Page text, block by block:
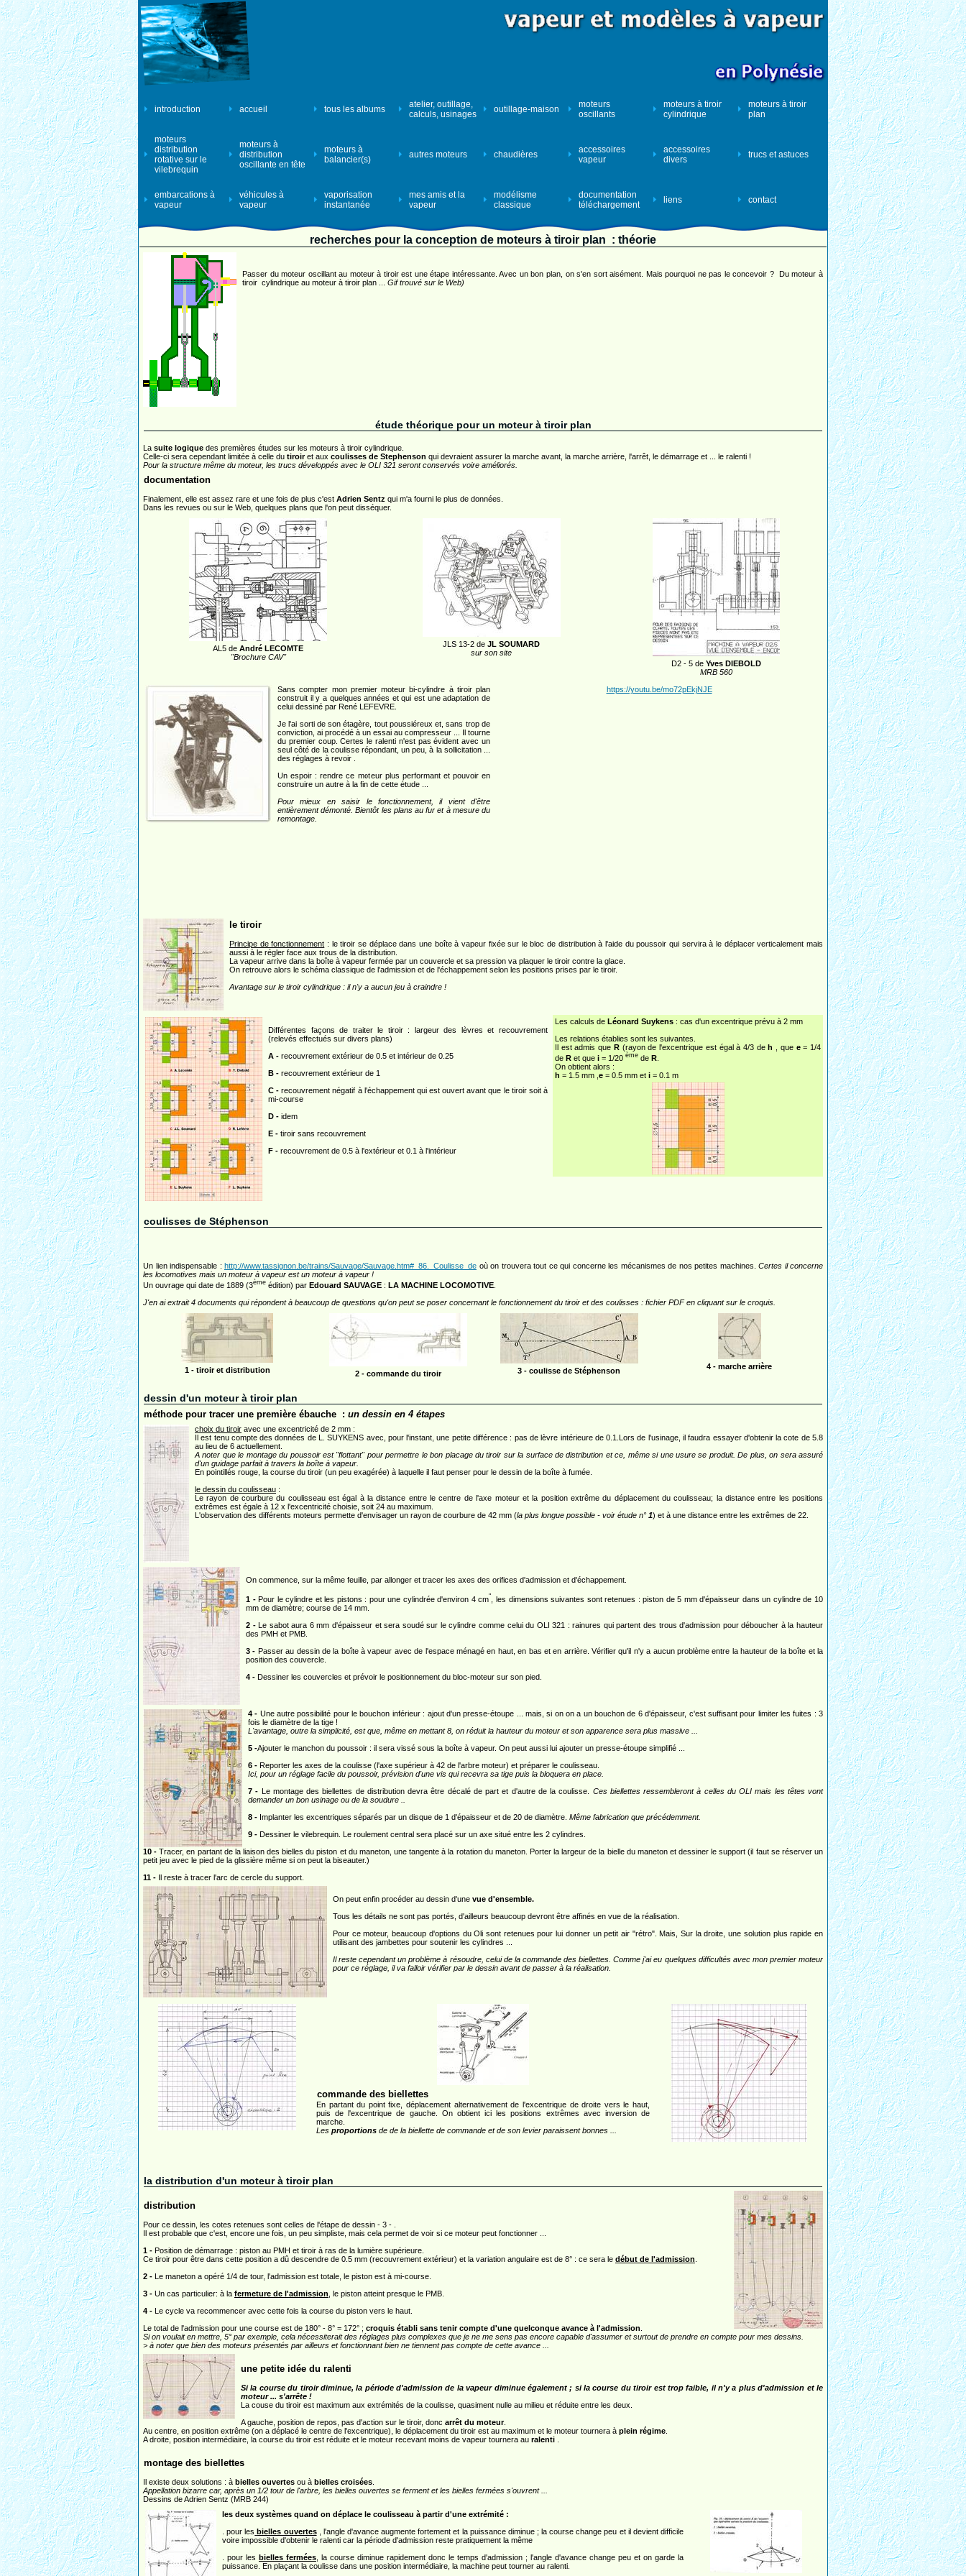
introduction accueil tous les albums
atelier, outillage,
calculs, usinages
outillage-maison
moteurs
oscillants
moteurs à tiroir
cylindrique
moteurs à tiroir
plan
moteurs
distribution
rotative sur le
vilebrequin
moteurs à
distribution
oscillante en tête
moteurs à
balancier(s)
autres moteurs chaudières
accessoires
vapeur
accessoires
divers
trucs et astuces
embarcations à
vapeur
véhicules à
vapeur
vaporisation
instantanée
mes amis et la
vapeur
modélisme
classique
documentation
téléchargement
liens contact
recherches pour la conception de moteurs à tiroir plan : théorie
Passer du moteur oscillant au moteur à tiroir est une étape intéressante. Avec un bon plan, on s'en sort aisément. Mais pourquoi ne pas le concevoir ? Du moteur à
tiroir cylindrique au moteur à tiroir plan ... Gif trouvé sur le Web)
étude théorique pour un moteur à tiroir plan
La suite logique des premières études sur les moteurs à tiroir cylindrique.
Celle-ci sera cependant limitée à celle du tiroiret aux coulisses de Stephenson qui devraient assurer la marche avant, la marche arrière, l'arrêt, le démarrage et ... le ralenti !
Pour la structure même du moteur, les trucs développés avec le OLI 321 seront conservés voire améliorés.
documentation
Finalement, elle est assez rare et une fois de plus c'est Adrien Sentz qui m'a fourni le plus de données.
Dans les revues ou sur le Web, quelques plans que l'on peut disséquer.
AL5 de André LECOMTE
"Brochure CAV"
JLS 13-2 de JL SOUMARD
sur son site
D2 - 5 de Yves DIEBOLD
MRB 560
Sans compter mon premier moteur bi-cylindre à tiroir plan
construit il y a quelques années et qui est une adaptation de
celui dessiné par René LEFEVRE.
Je l'ai sorti de son étagère, tout poussiéreux et, sans trop de
conviction, ai procédé à un essai au compresseur ... Il tourne
du premier coup. Certes le ralenti n'est pas évident avec un
seul côté de la coulisse répondant, un peu, à la sollicitation ...
des réglages à revoir .
Un espoir : rendre ce moteur plus performant et pouvoir en
construire un autre à la fin de cette étude ...
Pour mieux en saisir le fonctionnement, il vient d'être
entièrement démonté. Bientôt les plans au fur et à mesure du
remontage.
https://youtu.be/mo72pEkjNJE
le tiroir
Principe de fonctionnement : le tiroir se déplace dans une boîte à vapeur fixée sur le bloc de distribution à l'aide du poussoir qui servira à le déplacer verticalement mais
aussi à le régler face aux trous de la distribution.
La vapeur arrive dans la boîte à vapeur fermée par un couvercle et sa pression va plaquer le tiroir contre la glace.
On retrouve alors le schéma classique de l'admission et de l'échappement selon les positions prises par le tiroir.
Avantage sur le tiroir cylindrique : il n'y a aucun jeu à craindre !
Différentes façons de traiter le tiroir : largeur des lèvres et recouvrement
(relevés effectués sur divers plans)
A - recouvrement extérieur de 0.5 et intérieur de 0.25
B - recouvrement extérieur de 1
C - recouvrement négatif à l'échappement qui est ouvert avant que le tiroir soit à
mi-course
D - idem
E - tiroir sans recouvrement
F - recouvrement de 0.5 à l'extérieur et 0.1 à l'intérieur
Les calculs de Léonard Suykens : cas d'un excentrique prévu à 2 mm
Les relations établies sont les suivantes.
Il est admis que R(rayon de l'excentrique est égal à 4/3 deh , que e= 1/4
de R et que i = 1/20 ème de R
On obtient alors :
h = 1.5 mm , e = 0.5 mm et i = 0.1 m
coulisses de Stéphenson
Un lien indispensable : http://www.tassignon.be/trains/Sauvage/Sauvage.htm#_86._Coulisse_de où on trouvera tout ce qui concerne les mécanismes de nos petites machines. Certes il concerne
les locomotives mais un moteur à vapeur est un moteur à vapeur !
Un ouvrage qui date de 1889 (3ème édition) par Edouard SAUVAGE : LA MACHINE LOCOMOTIVE
J'en ai extrait 4 documents qui répondent à beaucoup de questions qu'on peut se poser concernant le fonctionnement du tiroir et des coulisses : fichier PDF en cliquant sur le croquis.
1 - tiroir et distribution 2 - commande du tiroir 3 - coulisse de Stéphenson 4 - marche arrière
dessin d'un moteur à tiroir plan
méthode pour tracer une première ébauche : un dessin en 4 étapes
choix du tiroir avec une excentricité de 2 mm :
Il est tenu compte des données de L. SUYKENS avec, pour l'instant, une petite différence : pas de lèvre intérieure de 0.1.Lors de l'usinage, il faudra essayer d'obtenir la cote de 5.8
au lieu de 6 actuellement.
A noter que le montage du poussoir est "flottant" pour permettre le bon placage du tiroir sur la surface de distribution et ce, même si une usure se produit. De plus, on sera assuré
d'un guidage parfait à travers la boîte à vapeur.
En pointillés rouge, la course du tiroir (un peu exagérée) à laquelle il faut penser pour le dessin de la boîte à fumée.
le dessin du coulisseau :
Le rayon de courbure du coulisseau est égal à la distance entre le centre de l'axe moteur et la position extrême du déplacement du coulisseau; la distance entre les positions
extrêmes est égale à 12 x l'excentricité choisie, soit 24 au maximum.
L'observation des différents moteurs permette d'envisager un rayon de courbure de 42 mm (la plus longue possible - voir étude n° 1) et à une distance entre les extrêmes de 22.
On commence, sur la même feuille, par allonger et tracer les axes des orifices d'admission et d'échappement.
1 -Pour le cylindre et les pistons : pour une cylindrée d'environ 4 cm"
, les dimensions suivantes sont retenues : piston de 5 mm d'épaisseur dans un cylindre de 10
mm de diamètre; course de 14 mm.
2 -Le sabot aura 6 mm d'épaisseur et sera soudé sur le cylindre comme celui du OLI 321 : rainures qui partent des trous d'admission pour déboucher à la hauteur
des PMH et PMB.
3 - Passer au dessin de la boîte à vapeur avec de l'espace ménagé en haut, en bas et en arrière. Vérifier qu'il n'y a aucun problème entre la hauteur de la boîte et la
position des couvercle.
4 - Dessiner les couvercles et prévoir le positionnement du bloc-moteur sur son pied.
4 - Une autre possibilité pour le bouchon inférieur : ajout d'un presse-étoupe ... mais, si on on a un bouchon de 6 d'épaisseur, c'est suffisant pour limiter les fuites : 3
fois le diamètre de la tige !
L'avantage, outre la simplicité, est que, même en mettant 8, on réduit la hauteur du moteur et son apparence sera plus massive ...
5 -Ajouter le manchon du poussoir : il sera vissé sous la boîte à vapeur. On peut aussi lui ajouter un presse-étoupe simplifié ...
6 - Reporter les axes de la coulisse (l'axe supérieur à 42 de l'arbre moteur) et préparer le coulisseau.
Ici, pour un réglage facile du poussoir, prévision d'une vis qui recevra sa tige puis la bloquera en place.
7 - Le montage des biellettes de distribution devra être décalé de part et d'autre de la coulisse.
Ces biellettes ressembleront à celles du OLI mais les têtes vont
demander un bon usinage ou de la soudure ..
8 - Implanter les excentriques séparés par un disque de 1 d'épaisseur et de 20 de diamètre. Même fabrication que précédemment.
9 - Dessiner le vilebrequin. Le roulement central sera placé sur un axe situé entre les 2 cylindres.
10 -Tracer, en partant de la liaison des bielles du piston et du maneton, une tangente à la rotation du maneton. Porter la largeur de la bielle du maneton et dessiner le support (il faut se réserver un
petit jeu avec le pied de la glissière même si on peut la biseauter.)
11 - Il reste à tracer l'arc de cercle du support.
On peut enfin procéder au dessin d'une vue d'ensemble.
Tous les détails ne sont pas portés, d'ailleurs beaucoup devront être affinés en vue de la réalisation.
Pour ce moteur, beaucoup d'options du Oli sont retenues pour lui donner un petit air "rétro". Mais, Sur la droite, une solution plus rapide en
utilisant des jambettes pour soutenir les cylindres ...
Il reste cependant un problème à résoudre, celui de la commande des biellettes. Comme j'ai eu quelques difficultés avec mon premier moteur
pour ce réglage, il va falloir vérifier par le dessin avant de passer à la réalisation.
commande des biellettes
En partant du point fixe, déplacement alternativement de l'excentrique de droite vers le haut,
puis de l'excentrique de gauche. On obtient ici les positions extrêmes avec inversion de
marche.
Les proportions de de la biellette de commande et de son levier paraissent bonnes ...
la distribution d'un moteur à tiroir plan
distribution
Pour ce dessin, les cotes retenues sont celles de l'étape de dessin - 3 - .
Il est probable que c'est, encore une fois, un peu simpliste, mais cela permet de voir si ce moteur peut fonctionner ...
1 - Position de démarrage : piston au PMH et tiroir à ras de la lumière supérieure.
Ce tiroir pour être dans cette position a dû descendre de 0.5 mm (recouvrement extérieur) et la variation angulaire est de 8° : ce sera le début de l'admission
2 - Le maneton a opéré 1/4 de tour, l'admission est totale, le piston est à mi-course.
3 - Un cas particulier: à la fermeture de l'admission , le piston atteint presque le PMB.
4 - Le cycle va recommencer avec cette fois la course du piston vers le haut.
Le total de l'admission pour une course est de 180° - 8° = 172° ; croquis établi sans tenir compte d'une quelconque avance à l'admission
Si on voulait en mettre, 5° par exemple, cela nécessiterait des réglages plus complexes que je ne me sens pas encore capable d'assumer et surtout de prendre en compte pour mes dessins.
> à noter que bien des moteurs présentés par ailleurs et fonctionnant bien ne tiennent pas compte de cette avance ...
une petite idée du ralenti
Si la course du tiroir diminue, la période d'admission de la vapeur diminue également ; si la course du tiroir est trop faible, il n'y a plus d'admission et le
moteur ... s'arrête !
La couse du tiroir est maximum aux extrémités de la coulisse, quasiment nulle au milieu et réduite entre les deux.
A gauche, position de repos, pas d'action sur le tiroir, donc arrêt du moteur.
Au centre, en position extrême (on a déplacé le centre de l'excentrique), le déplacement du tiroir est au maximum et le moteur tournera à plein régime
A droite, position intermédiaire, la course du tiroir est réduite et le moteur recevant moins de vapeur tournera au ralenti
montage des biellettes
Il existe deux solutions : à bielles ouvertes ou à bielles croisées
Appellation bizarre car, après un 1/2 tour de l'arbre, les bielles ouvertes se ferment et les bielles fermées s'ouvrent ...
Dessins de Adrien Sentz (MRB 244)
les deux systèmes quand on déplace le coulisseau à partir d'une extrémité :
. pour les bielles ouvertes, l'angle d'avance augmente fortement et la puissance diminue ; la course change peu et il devient difficile
voire impossible d'obtenir le ralenti car la période d'admission reste pratiquement la même
. pour les bielles fermées , la course diminue rapidement donc le temps d'admission ; l'angle d'avance change peu et on garde la
puissance. En plaçant la coulisse dans une position intermédiaire, la machine peut tourner au ralenti.